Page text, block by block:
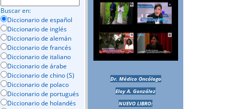
Buscar en:
Diccionario de español
Diccionario de inglés
Diccionario de alemán
Diccionario de francés
Diccionario de italiano
Diccionario de árabe
Diccionario de chino (S)
Diccionario de polaco
Diccionario de portugués
Diccionario de holandés
Dr. Médico Oncólogo
Eloy A. González
NUEVO LIBRO: